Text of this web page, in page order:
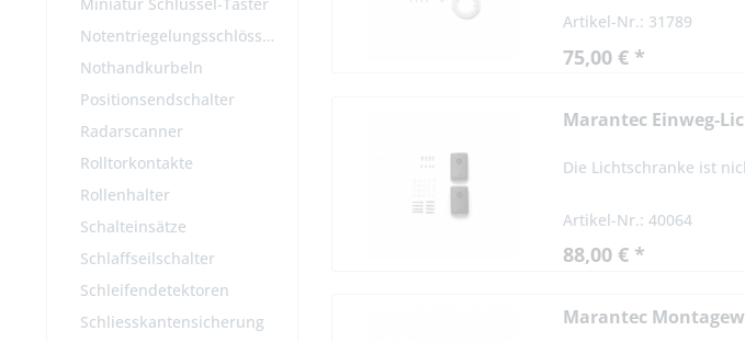
Miniatur Schlüssel-Taster
Notentriegelungsschlösser
Nothandkurbeln
Positionsendschalter
Radarscanner
Rolltorkontakte
Rollenhalter
Schalteinsätze
Schlaffseilschalter
Schleifendetektoren
Schliesskantensicherung
Artikel-Nr.: 31789
75,00 € *
Marantec Einweg-
Die Lichtschranke ist
Artikel-Nr.: 40064
88,00 € *
Marantec